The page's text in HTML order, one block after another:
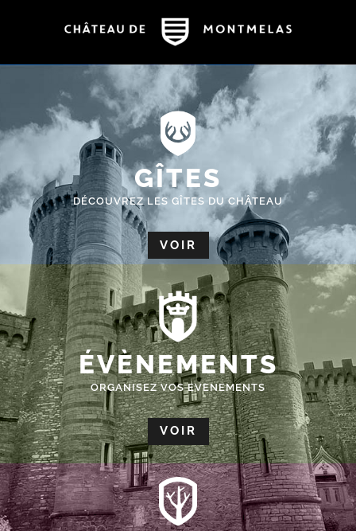
GÎTES
DÉCOUVREZ LES GÎTES DU CHÂTEAU
VOIR
ÉVÈNEMENTS
ORGANISEZ VOS EVENEMENTS
VOIR